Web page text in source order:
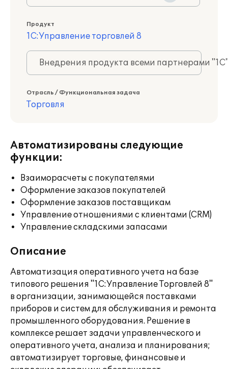
Продукт
1С:Управление торговлей 8
Внедрения продукта всеми партнерами
Отрасль / Функциональная задача
Торговля
Автоматизированы следующие
функции:
Взаиморасчеты с покупателями
Оформление заказов покупателей
Оформление заказов поставщикам
Управление отношениями с клиентами (CRM)
Управление складскими запасами
Описание
Автоматизация оперативного учета на базе
типового решения "1С:Управление Торговлей 8"
в организации, занимающейся поставками
приборов и систем для обслуживания и ремонта
промышленного оборудования. Решение в
комплексе решает задачи управленческого и
оперативного учета, анализа и планирования;
автоматизирует торговые, финансовые и